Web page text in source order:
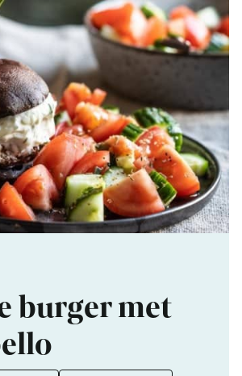
burger met